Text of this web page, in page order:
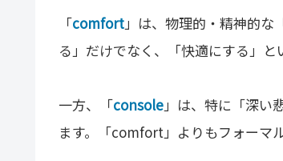
「comfort」は、物理的・精神的な
る」だけでなく、「快適にする」と
一方、「console」は、特に「深い
ます。「comfort」よりもフォーマ